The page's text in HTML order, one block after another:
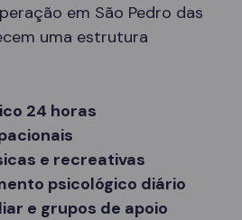
em São Pedro das
uma estrutura
24 horas
e recreativas
psicológico diário
e grupos de apoio